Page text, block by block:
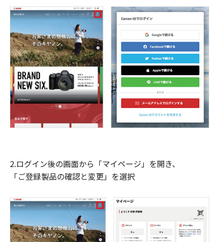
2.ログイン後の画面から「マイページ」を開き、
「ご登録製品の確認と変更」を選択